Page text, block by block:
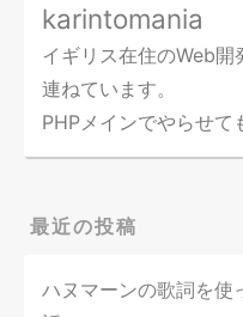
karintomania
イギリス在住のWeb開
連ねています。
PHPメインでやらせて
最近の投稿
ハヌマーンの歌詞を使